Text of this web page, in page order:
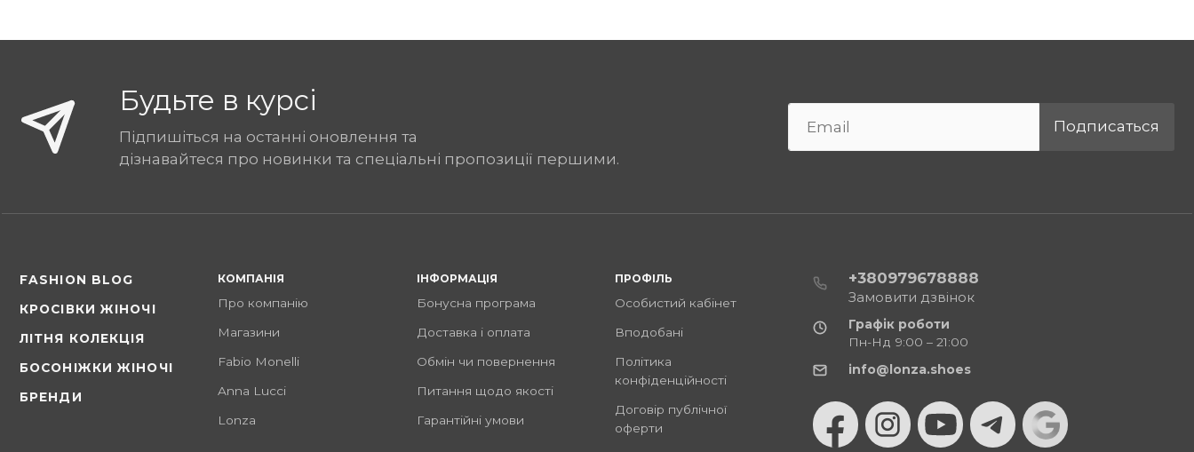
Будьте в курсі
Підпишіться на останні оновлення та
дізнавайтеся про новинки та спеціальні пропозиції першими.
Подписаться
FASHION BLOG
КРОСІВКИ ЖІНОЧІ
ЛІТНЯ КОЛЕКЦІЯ
БОСОНІЖКИ ЖІНОЧІ
БРЕНДИ
КОМПАНІЯ
Про компанію
Магазини
Fabio Monelli
Anna Lucci
Lonza
ІНФОРМАЦІЯ
Бонусна програма
Доставка і оплата
Обмін чи повернення
Питання щодо якості
Гарантійні умови
ПРОФІЛЬ
Особистий кабінет
Вподобані
Політика
конфіденційності
Договір публічної
оферти
+380979678888
Замовити дзвінок
Графік роботи
Пн-Нд 9:00 – 21:00
info@lonza.shoes